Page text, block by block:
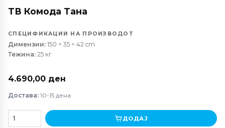
ТВ Комода Тана
СПЕЦИФИКАЦИИ НА ПРОИЗВОДОТ
Димензии: 150 × 35 × 42 cm
Тежина: 25 кг
4.690,00 ден
Достава: 10-15 дена
ДОДАЈ